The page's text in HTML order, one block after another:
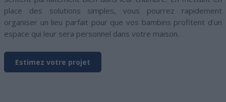
place des solutions simples, vous pourrez rapidement
organiser un lieu parfait pour que vos bambins profitent d’un
espace qui leur sera personnel dans votre maison.
Estimez votre projet